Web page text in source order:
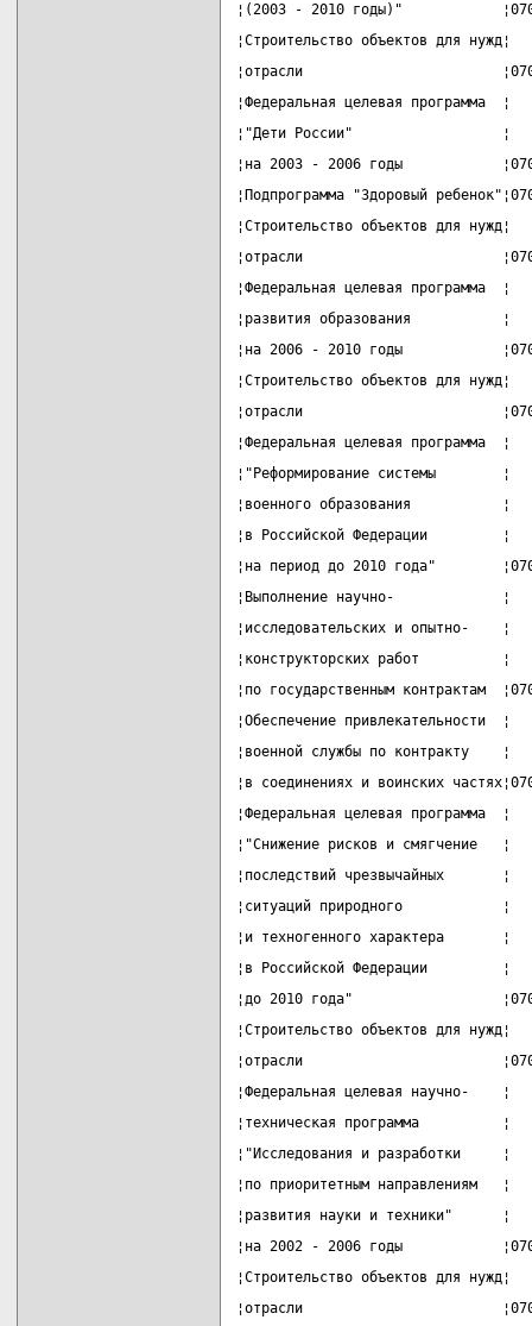
¦(2003 - 2010 годы)"
¦Строительство объектов для
¦отрасли
¦Федеральная целевая
¦"Дети России"
¦на 2003 - 2006 годы
¦Подпрограмма "Здоровый
¦Строительство объектов для
¦отрасли
¦Федеральная целевая
¦развития образования
¦на 2006 - 2010 годы
¦Строительство объектов для
¦отрасли
¦Федеральная целевая
¦"Реформирование системы
¦военного образования
¦в Российской Федерации
¦на период до 2010 года"
¦Выполнение научно-
¦исследовательских и
¦конструкторских работ
¦по государственным контрактам
¦Обеспечение
¦военной службы по
¦в соединениях и воинских
¦Федеральная целевая
¦"Снижение рисков и
¦последствий чрезвычайных
¦ситуаций природного
¦и техногенного характера
¦в Российской Федерации
¦до 2010 года"
¦Строительство объектов для
¦отрасли
¦Федеральная целевая
¦техническая программа
¦"Исследования и
¦по приоритетным
¦развития науки и техники"
¦на 2002 - 2006 годы
¦Строительство объектов для
¦отрасли